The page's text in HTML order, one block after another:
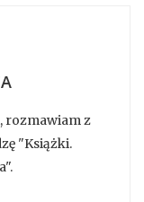
rozmawiam z
"Książki.